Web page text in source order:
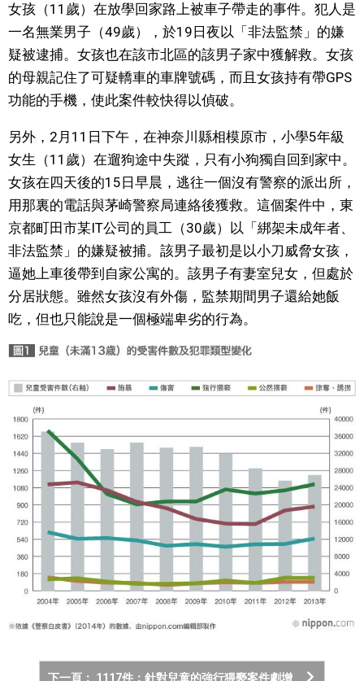
語言
東京
編輯部通知
女孩（11歲）在放學回家路上被車子帶走的事件。犯人是
一名無業男子（49歲），於19日夜以「非法監禁」的嫌
疑被逮捕。女孩也在該市北區的該男子家中獲解救。女孩
的母親記住了可疑轎車的車牌號碼，而且女孩持有帶GPS
功能的手機，使此案件較快得以偵破。
另外，2月11日下午，在神奈川縣相模原市，小學5年級
女生（11歲）在遛狗途中失蹤，只有小狗獨自回到家中。
女孩在四天後的15日早晨，逃往一個沒有警察的派出所，
用那裏的電話與茅崎警察局連絡後獲救。這個案件中，東
京都町田市某IT公司的員工（30歲）以「綁架未成年者、
非法監禁」的嫌疑被捕。該男子最初是以小刀威脅女孩，
逼她上車後帶到自家公寓的。該男子有妻室兒女，但處於
分居狀態。雖然女孩沒有外傷，監禁期間男子還給她飯
吃，但也只能說是一個極端卑劣的行為。
下一頁： 1117件：針對兒童的強行猥褻案件劇增